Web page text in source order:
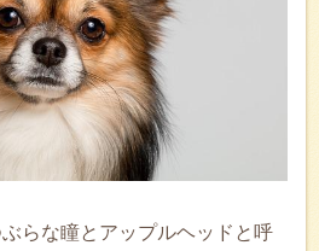
らな瞳とアップルヘッドと呼